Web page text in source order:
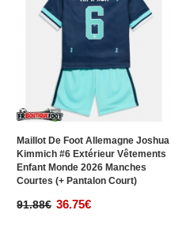
Maillot De Foot Allemagne Joshua
Kimmich #6 Extérieur Vêtements
Enfant Monde 2026 Manches
Courtes (+ Pantalon Court)
91.88€ 36.75€